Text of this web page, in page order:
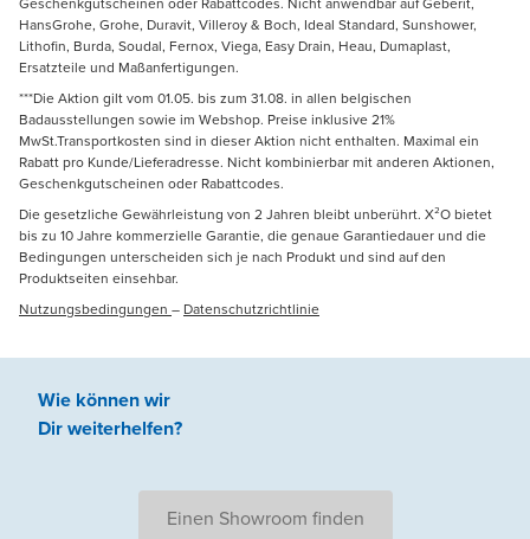
HansGrohe, Grohe, Duravit, Villeroy & Boch, Ideal Standard, Sunshower,
Lithofin, Burda, Soudal, Fernox, Viega, Easy Drain, Heau, Dumaplast,
Ersatzteile und Maßanfertigungen.
***Die Aktion gilt vom 01.05. bis zum 31.08. in allen belgischen
Badausstellungen sowie im Webshop. Preise inklusive 21%
MwSt.Transportkosten sind in dieser Aktion nicht enthalten. Maximal ein
Rabatt pro Kunde/Lieferadresse. Nicht kombinierbar mit anderen Aktionen,
Geschenkgutscheinen oder Rabattcodes.
Die gesetzliche Gewährleistung von 2 Jahren bleibt unberührt. X²O bietet
bis zu 10 Jahre kommerzielle Garantie, die genaue Garantiedauer und die
Bedingungen unterscheiden sich je nach Produkt und sind auf den
Produktseiten einsehbar.
Nutzungsbedingungen – Datenschutzrichtlinie
Wie können wir
Dir weiterhelfen?
Einen Showroom finden